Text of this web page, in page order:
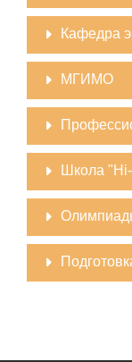
Кафедра
МГИМО
Школа